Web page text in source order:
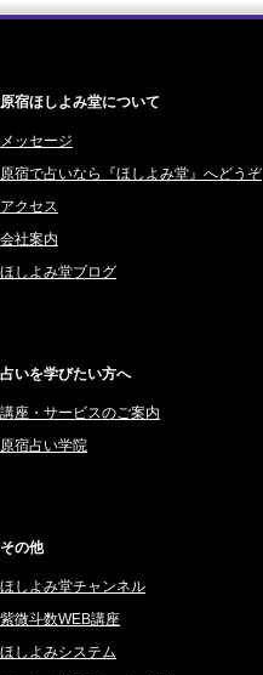
2026/08/07
橘メルロ (7)
鈴喜みわこ (8)
鯖ノ実 ソニン (19)
愛音ソナタ (16)
紫村 明世 (34)
サーペント (92)
さてら (94)
桜望巴千 (270)
綺咲みゆき (22)
比呂 酒井 (59)
ロザリン (157)
2025年12月 (201)
2025年11月 (252)
2025年10月 (242)
2025年9月 (196)
2025年8月 (182)
2024年12月 (57)
2024年11月 (38)
2024年10月 (36)
2024年9月 (39)
原宿ほしよみ堂について
メッセージ
原宿で占いなら『ほしよみ堂』へどうぞ
アクセス
会社案内
ほしよみ堂ブログ
占いを学びたい方へ
講座・サービスのご案内
原宿占い学院
その他
ほしよみ堂チャンネル
紫微斗数WEB講座
ほしよみシステム